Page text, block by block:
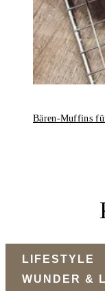
Bären-Muffins
LIFESTYLE
WUNDER &